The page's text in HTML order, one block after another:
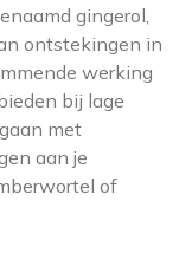
gingerol,
ontstekingen in
werking
bij lage
met
aan je
of